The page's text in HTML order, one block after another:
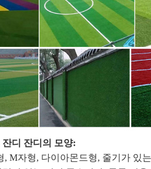
잔디 잔디의 모양:
, M자형, 다이아몬드형, 줄기가 있